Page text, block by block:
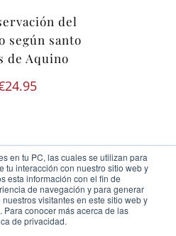
en tu PC, las cuales se utilizan para
tu interacción con nuestro sitio web y
esta información con el fin de
de navegación y para generar
visitantes en este sitio web y
conocer más acerca de las
de privacidad.
del
según santo
de Aquino
24.95
2020 |id digital agency